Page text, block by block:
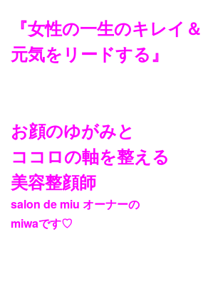
『女性の一生のキレイ＆
元気をリードする』
お顔のゆがみと
ココロの軸を整える
美容整顔師
salon de miu オーナーの
miwaです♡